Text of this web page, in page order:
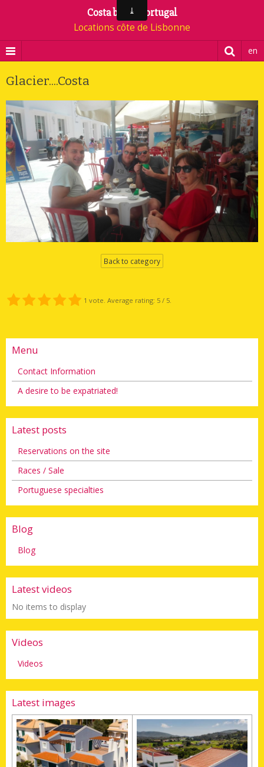
Costa beach Portugal
Locations côte de Lisbonne
en
Glacier....Costa
Back to category
1 vote. Average rating: 5 / 5.
Menu
Contact Information
A desire to be expatriated!
Latest posts
Reservations on the site
Races / Sale
Portuguese specialties
Blog
Blog
Latest videos
No items to display
Videos
Videos
Latest images